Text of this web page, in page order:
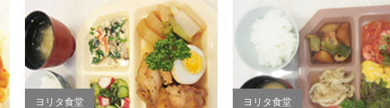
ヨリタ食堂 ヨリタ食堂